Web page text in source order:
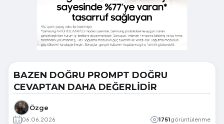
BAZEN DOĞRU PROMPT DOĞRU
CEVAPTAN DAHA DEĞERLİDİR
Özge
06.06.2026 1751görüntülenme